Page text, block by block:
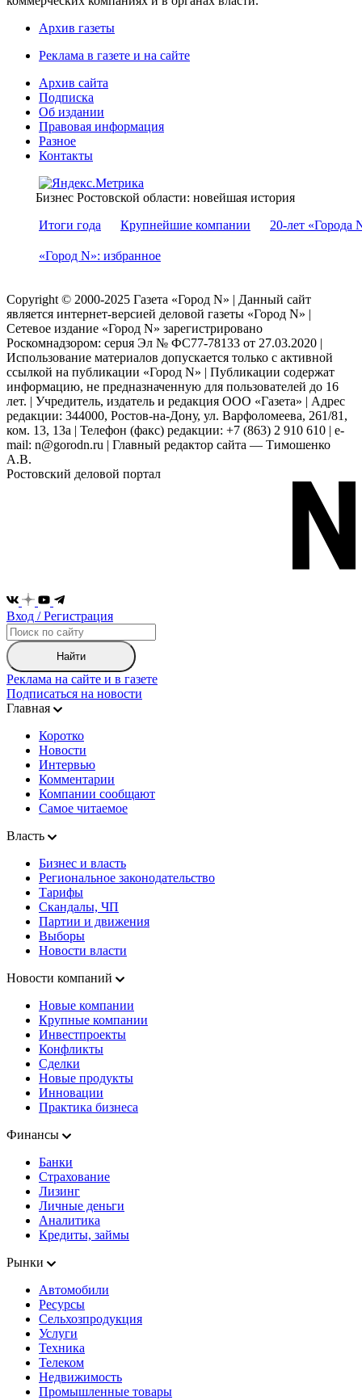
Архив газеты
Реклама в газете и на сайте
Архив сайта
Подписка
Об издании
Правовая информация
Разное
Контакты
Бизнес Ростовской области: новейшая история
Итоги года
Крупнейшие компании 20-лет «Города
«Город N»: избранное
Copyright © 2000-2025 Газета «Город N» | Данный сайт
является интернет-версией деловой газеты «Город N» |
Сетевое издание «Город N» зарегистрировано
Роскомнадзором: серuя Эл № ФС77-78133 от 27.03.2020 |
Использование материалов допускается только с активной
ссылкой на публикации «Город N» | Публикации содержат
информацию, не предназначенную для пользователей до 16
лет. | Учредитель, издатель и редакция ООО «Газета» | Адрес
редакции: 344000, Ростов-на-Дону, ул. Варфоломеева, 261/81,
ком. 13, 13а | Телефон (факс) редакции: +7 (863) 2 910 610 | e-
mail: n@gorodn.ru | Главный редактор сайта — Тимошенко
А.В.
Ростовский деловой портал
Вход / Регистрация
Найти
Реклама на сайте и в газете
Подписаться на новости
Главная
Коротко
Новости
Интервью
Комментарии
Компании сообщают
Самое читаемое
Власть
Бизнес и власть
Региональное законодательство
Тарифы
Скандалы, ЧП
Партии и движения
Выборы
Новости власти
Новости компаний
Новые компании
Крупные компании
Инвестпроекты
Конфликты
Сделки
Новые продукты
Инновации
Практика бизнеса
Финансы
Банки
Страхование
Лизинг
Личные деньги
Аналитика
Кредиты, займы
Рынки
Автомобили
Ресурсы
Сельхозпродукция
Услуги
Техника
Телеком
Недвижимость
Промышленные товары